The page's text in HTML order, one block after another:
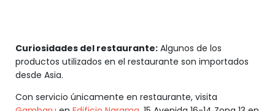
Curiosidades del restaurante: Algunos de los
productos utilizados en el restaurante son importados
desde Asia.
Con servicio únicamente en restaurante, visita